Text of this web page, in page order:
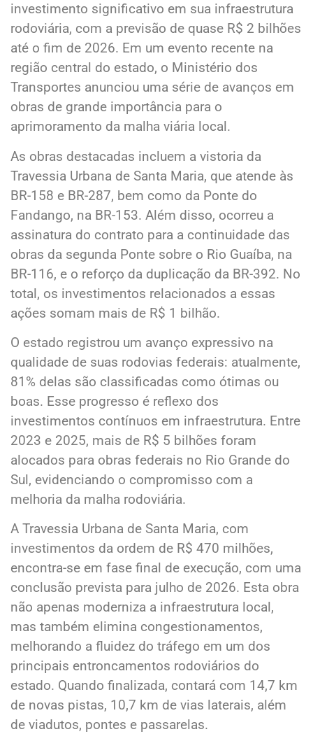
investimento significativo em sua infraestrutura
rodoviária, com a previsão de quase R$ 2 bilhões
até o fim de 2026. Em um evento recente na
região central do estado, o Ministério dos
Transportes anunciou uma série de avanços em
obras de grande importância para o
aprimoramento da malha viária local.
As obras destacadas incluem a vistoria da
Travessia Urbana de Santa Maria, que atende às
BR-158 e BR-287, bem como da Ponte do
Fandango, na BR-153. Além disso, ocorreu a
assinatura do contrato para a continuidade das
obras da segunda Ponte sobre o Rio Guaíba, na
BR-116, e o reforço da duplicação da BR-392. No
total, os investimentos relacionados a essas
ações somam mais de R$ 1 bilhão.
O estado registrou um avanço expressivo na
qualidade de suas rodovias federais: atualmente,
81% delas são classificadas como ótimas ou
boas. Esse progresso é reflexo dos
investimentos contínuos em infraestrutura. Entre
2023 e 2025, mais de R$ 5 bilhões foram
alocados para obras federais no Rio Grande do
Sul, evidenciando o compromisso com a
melhoria da malha rodoviária.
A Travessia Urbana de Santa Maria, com
investimentos da ordem de R$ 470 milhões,
encontra-se em fase final de execução, com uma
conclusão prevista para julho de 2026. Esta obra
não apenas moderniza a infraestrutura local,
mas também elimina congestionamentos,
melhorando a fluidez do tráfego em um dos
principais entroncamentos rodoviários do
estado. Quando finalizada, contará com 14,7 km
de novas pistas, 10,7 km de vias laterais, além
de viadutos, pontes e passarelas.